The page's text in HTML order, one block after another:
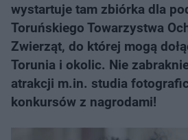
wystartuje tam zbiórka dla
Toruńskiego Towarzystwa
Zwierząt, do której mogą
Torunia i okolic. Nie
atrakcji m.in. studia
konkursów z nagrodami!